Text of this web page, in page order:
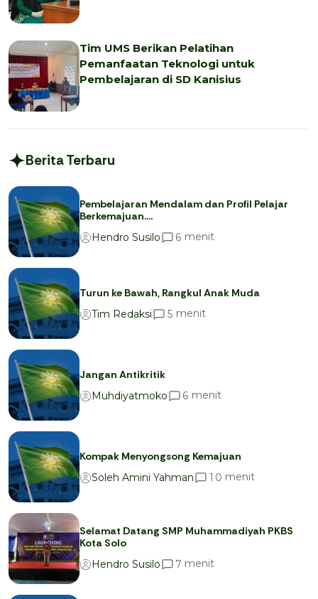
Tim UMS Berikan Pelatihan
Pemanfaatan Teknologi untuk
Pembelajaran di SD Kanisius
Berita Terbaru
Pembelajaran Mendalam dan Profil Pelajar
Berkemajuan….
Hendro Susilo
6 menit
Turun ke Bawah, Rangkul Anak Muda
Tim Redaksi
5 menit
Jangan Antikritik
Muhdiyatmoko
6 menit
Kompak Menyongsong Kemajuan
Soleh Amini Yahman
1 0 menit
Selamat Datang SMP Muhammadiyah PKBS
Kota Solo
Hendro Susilo
7 menit